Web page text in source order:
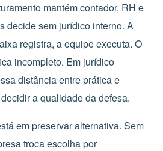
mantém contador, RH e
decide sem jurídico interno. A
registra, a equipe executa. O
incompleto. Em jurídico
distância entre prática e
a qualidade da defesa.
em preservar alternativa. Sem
troca escolha por